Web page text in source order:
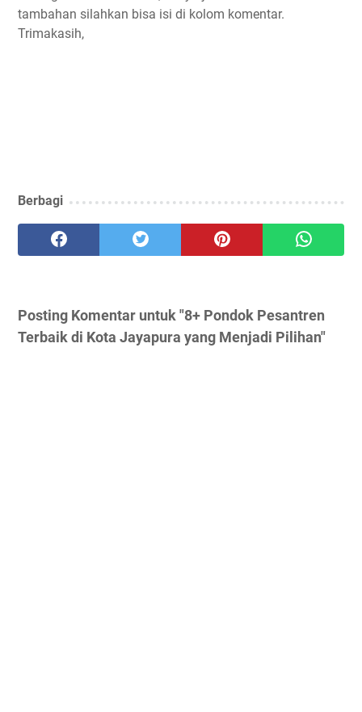
tambahan silahkan bisa isi di kolom komentar.
Trimakasih,
Berbagi
Posting Komentar untuk "8+ Pondok Pesantren
Terbaik di Kota Jayapura yang Menjadi Pilihan"